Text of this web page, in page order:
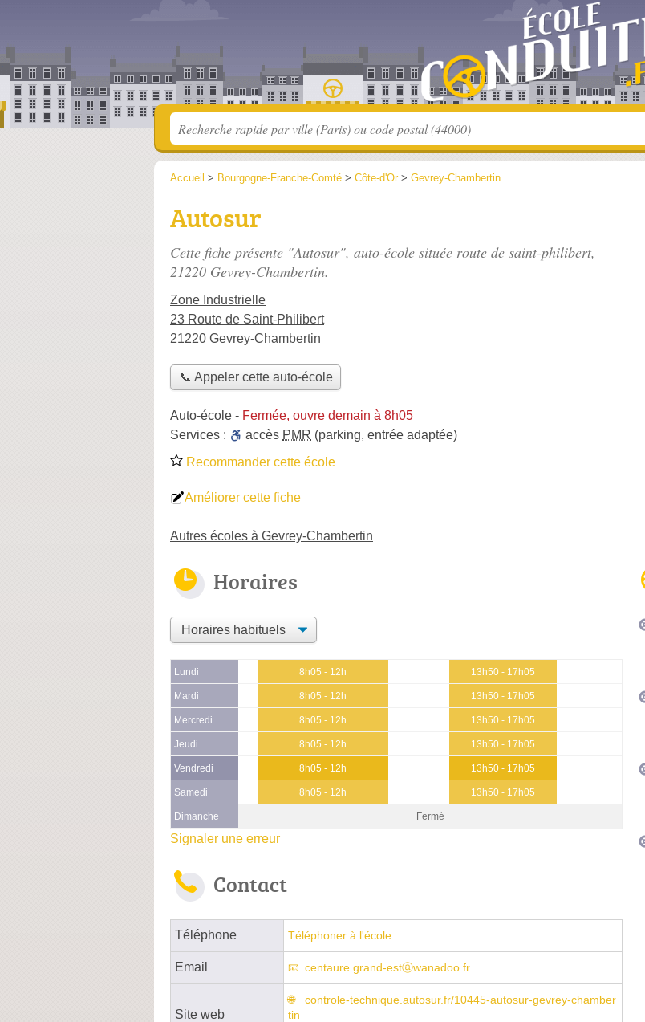
Accueil > Bourgogne-Franche-Comté > Côte-d'Or> Gevrey-Chambertin
Autosur
Cette fiche présente "Autosur", auto-école située route de saint-philibert,
21220 Gevrey-Chambertin.
Zone Industrielle
23 Route de Saint-Philibert
21220 Gevrey-Chambertin
📞 Appeler cette auto-école
Auto-école - Fermée, ouvre demain à 8h05
Services :
accès PMR (parking, entrée adaptée)
Recommander cette école
Améliorer cette fiche
Autres écoles à Gevrey-Chambertin
Horaires
Lundi 8h05 - 12h 13h50 - 17h05
Mardi 8h05 - 12h 13h50 - 17h05
Mercredi 8h05 - 12h 13h50 - 17h05
Jeudi 8h05 - 12h 13h50 - 17h05
Vendredi 8h05 - 12h 13h50 - 17h05
Samedi 8h05 - 12h 13h50 - 17h05
Dimanche Fermé
Signaler une erreur
Contact
Téléphone Téléphoner à l'école
Email centaure.grand-estⓐwanadoo.fr
Site web
controle-technique.autosur.fr/10445-autosur-gevrey-chamber
tin